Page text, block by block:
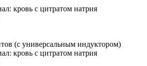
кровь с цитратом натрия
(с универсальным индуктором)
кровь с цитратом натрия